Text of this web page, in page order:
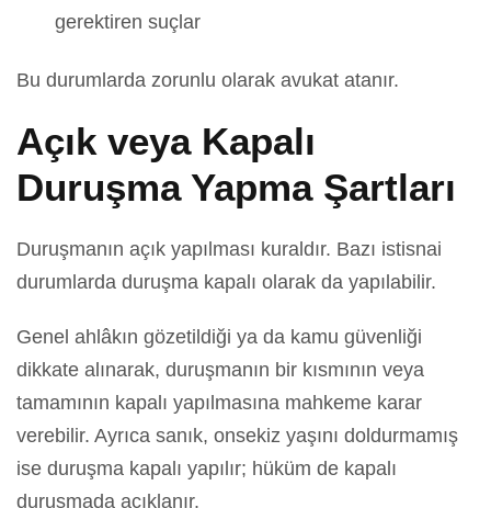
gerektiren suçlar
Bu durumlarda zorunlu olarak avukat atanır.
Açık veya Kapalı
Duruşma Yapma Şartları
Duruşmanın açık yapılması kuraldır. Bazı istisnai
durumlarda duruşma kapalı olarak da yapılabilir.
Genel ahlâkın gözetildiği ya da kamu güvenliği
dikkate alınarak, duruşmanın bir kısmının veya
tamamının kapalı yapılmasına mahkeme karar
verebilir. Ayrıca sanık, onsekiz yaşını doldurmamış
ise duruşma kapalı yapılır; hüküm de kapalı
duruşmada açıklanır.